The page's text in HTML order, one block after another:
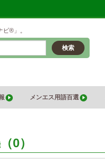
®」。
検索
メンエス用語百選
（0）